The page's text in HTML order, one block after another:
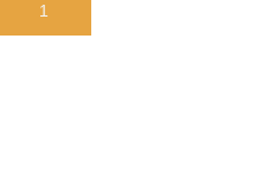
В КОРЗИНУ